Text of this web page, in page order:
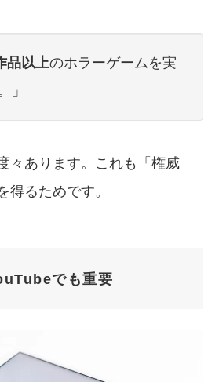
品以上のホラーゲームを実
」
々あります。これも「権威
得るためです。
でも重要